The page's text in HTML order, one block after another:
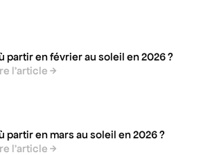
partir en février au soleil en 2026 ?
l’article
partir en mars au soleil en 2026 ?
l’article